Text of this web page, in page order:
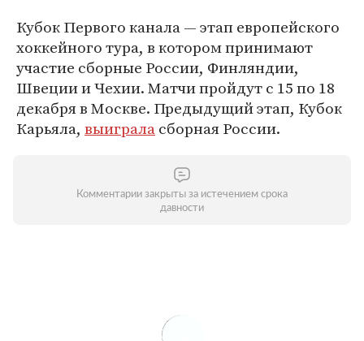
Кубок Первого канала — этап европейского
хоккейного тура, в котором принимают
участие сборные России, Финляндии,
Швеции и Чехии. Матчи пройдут с 15 по 18
декабря в Москве. Предыдущий этап, Кубок
Карьяла, выиграласборная России.
Комментарии закрыты за истечением срока
давности